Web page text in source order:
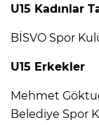
U15 Kadınlar
BİSVO Spor
U15 Erkekler
Mehmet
Belediye Spor